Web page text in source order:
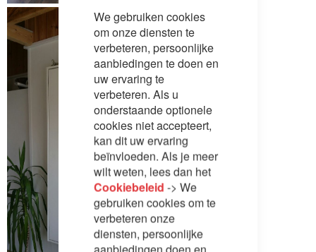
We gebruiken cookies
om onze diensten te
verbeteren, persoonlijke
aanbiedingen te doen en
uw ervaring te
verbeteren. Als u
onderstaande optionele
cookies niet accepteert,
kan dit uw ervaring
beïnvloeden. Als je meer
wilt weten, lees dan het
Cookiebeleid -> We
gebruiken cookies om te
verbeteren onze
diensten, persoonlijke